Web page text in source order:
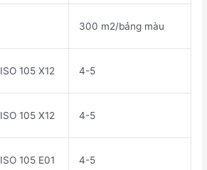
300 m2/bảng màu
ISO 105 X12 4-5
ISO 105 X12 4-5
ISO 105 E01 4-5